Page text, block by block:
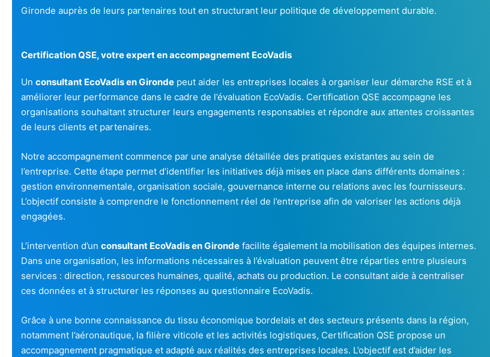
Gironde auprès de leurs partenaires tout en structurant leur politique de développement durable.
Certification QSE, votre expert en accompagnement EcoVadis
Un consultant EcoVadis en Gironde peut aider les entreprises locales à organiser leur démarche RSE et à
améliorer leur performance dans le cadre de l’évaluation EcoVadis. Certification QSE accompagne les
organisations souhaitant structurer leurs engagements responsables et répondre aux attentes croissantes
de leurs clients et partenaires.
Notre accompagnement commence par une analyse détaillée des pratiques existantes au sein de
l’entreprise. Cette étape permet d’identifier les initiatives déjà mises en place dans différents domaines :
gestion environnementale, organisation sociale, gouvernance interne ou relations avec les fournisseurs.
L’objectif consiste à comprendre le fonctionnement réel de l’entreprise afin de valoriser les actions déjà
engagées.
L’intervention d’un consultant EcoVadis en Gironde facilite également la mobilisation des équipes internes.
Dans une organisation, les informations nécessaires à l’évaluation peuvent être réparties entre plusieurs
services : direction, ressources humaines, qualité, achats ou production. Le consultant aide à centraliser
ces données et à structurer les réponses au questionnaire EcoVadis.
Grâce à une bonne connaissance du tissu économique bordelais et des secteurs présents dans la région,
notamment l’aéronautique, la filière viticole et les activités logistiques, Certification QSE propose un
accompagnement pragmatique et adapté aux réalités des entreprises locales. L’objectif est d’aider les